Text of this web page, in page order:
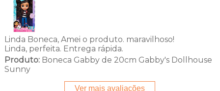
Linda Boneca, Amei o produto. maravilhoso!
Linda, perfeita. Entrega rápida.
Produto:Boneca Gabby de 20cm Gabby's Dollhouse
Sunny
Ver mais avaliações